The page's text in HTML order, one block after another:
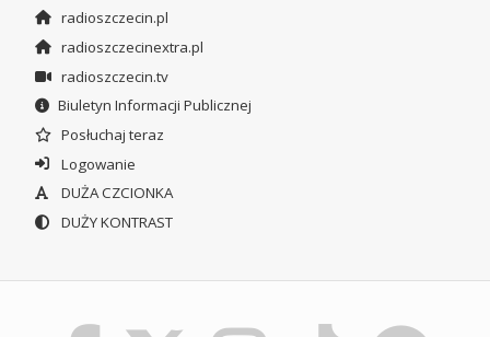
radioszczecin.pl
radioszczecinextra.pl
radioszczecin.tv
Biuletyn Informacji Publicznej
Posłuchaj teraz
Logowanie
DUŻA CZCIONKA
DUŻY KONTRAST